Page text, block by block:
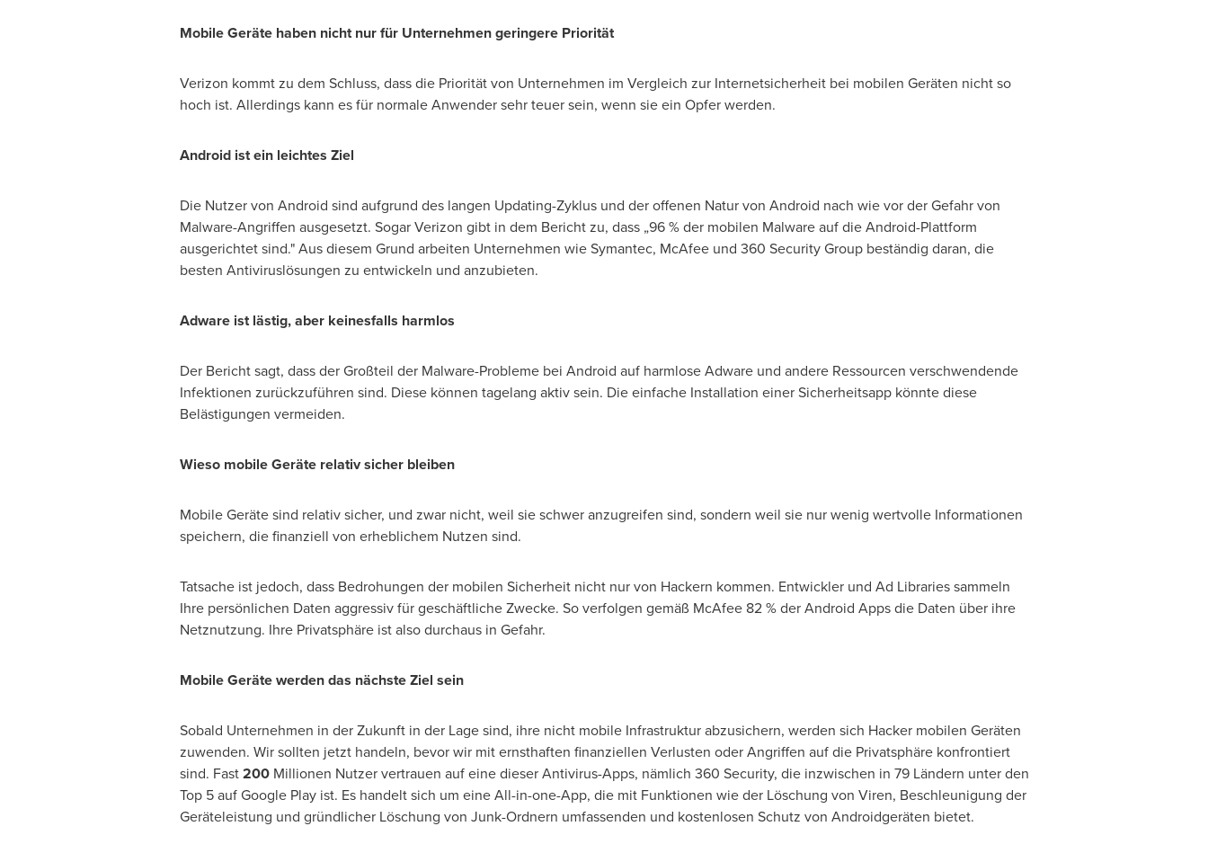
Mobile Geräte haben nicht nur für Unternehmen geringere Priorität
Verizon kommt zu dem Schluss, dass die Priorität von Unternehmen im Vergleich zur Internetsicherheit bei mobilen Geräten nicht so
hoch ist. Allerdings kann es für normale Anwender sehr teuer sein, wenn sie ein Opfer werden.
Android ist ein leichtes Ziel
Die Nutzer von Android sind aufgrund des langen Updating-Zyklus und der offenen Natur von Android nach wie vor der Gefahr von
Malware-Angriffen ausgesetzt. Sogar Verizon gibt in dem Bericht zu, dass „96 % der mobilen Malware auf die Android-Plattform
ausgerichtet sind." Aus diesem Grund arbeiten Unternehmen wie Symantec, McAfee und 360 Security Group beständig daran, die
besten Antiviruslösungen zu entwickeln und anzubieten.
Adware ist lästig, aber keinesfalls harmlos
Der Bericht sagt, dass der Großteil der Malware-Probleme bei Android auf harmlose Adware und andere Ressourcen verschwendende
Infektionen zurückzuführen sind. Diese können tagelang aktiv sein. Die einfache Installation einer Sicherheitsapp könnte diese
Belästigungen vermeiden.
Wieso mobile Geräte relativ sicher bleiben
Mobile Geräte sind relativ sicher, und zwar nicht, weil sie schwer anzugreifen sind, sondern weil sie nur wenig wertvolle Informationen
speichern, die finanziell von erheblichem Nutzen sind.
Tatsache ist jedoch, dass Bedrohungen der mobilen Sicherheit nicht nur von Hackern kommen. Entwickler und Ad Libraries sammeln
Ihre persönlichen Daten aggressiv für geschäftliche Zwecke. So verfolgen gemäß McAfee 82 % der Android Apps die Daten über ihre
Netznutzung. Ihre Privatsphäre ist also durchaus in Gefahr.
Mobile Geräte werden das nächste Ziel sein
Sobald Unternehmen in der Zukunftin der Lagesind, ihre nicht mobile Infrastruktur abzusichern, werden sich Hacker mobilen Geräten
zuwenden. Wir sollten jetzt handeln, bevor wir mit ernsthaften finanziellen Verlusten oder Angriffen auf die Privatsphäre konfrontiert
sind. Fast200Millionen Nutzer vertrauen auf eine dieser Antivirus-Apps, nämlich 360 Security, die inzwischen in 79 Ländern unter den
Top 5 auf Google Play ist. Es handelt sich um eine All-in-one-App, die mit Funktionen wie der Löschung von Viren, Beschleunigung der
Geräteleistung und gründlicher Löschung von Junk-Ordnern umfassenden und kostenlosen Schutz von Androidgeräten bietet.